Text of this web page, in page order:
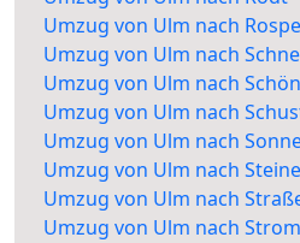
Umzug von Ulm nach Rospe
Umzug von Ulm nach
Umzug von Ulm nach
Umzug von Ulm nach
Umzug von Ulm nach
Umzug von Ulm nach
Umzug von Ulm nach
Umzug von Ulm nach